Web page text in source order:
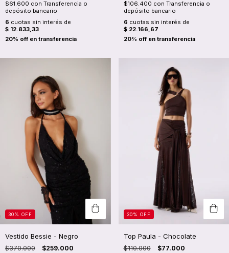
$61.600 con Transferencia o
depósito bancario
6 cuotas sin interés de
$ 12.833,33
$106.400 con Transferencia o
depósito bancario
6 cuotas sin interés de
$ 22.166,67
30% OFF
Vestido Bessie - Negro
$370.000 $259.000
30% OFF
Top Paula - Chocolate
$110.000 $77.000